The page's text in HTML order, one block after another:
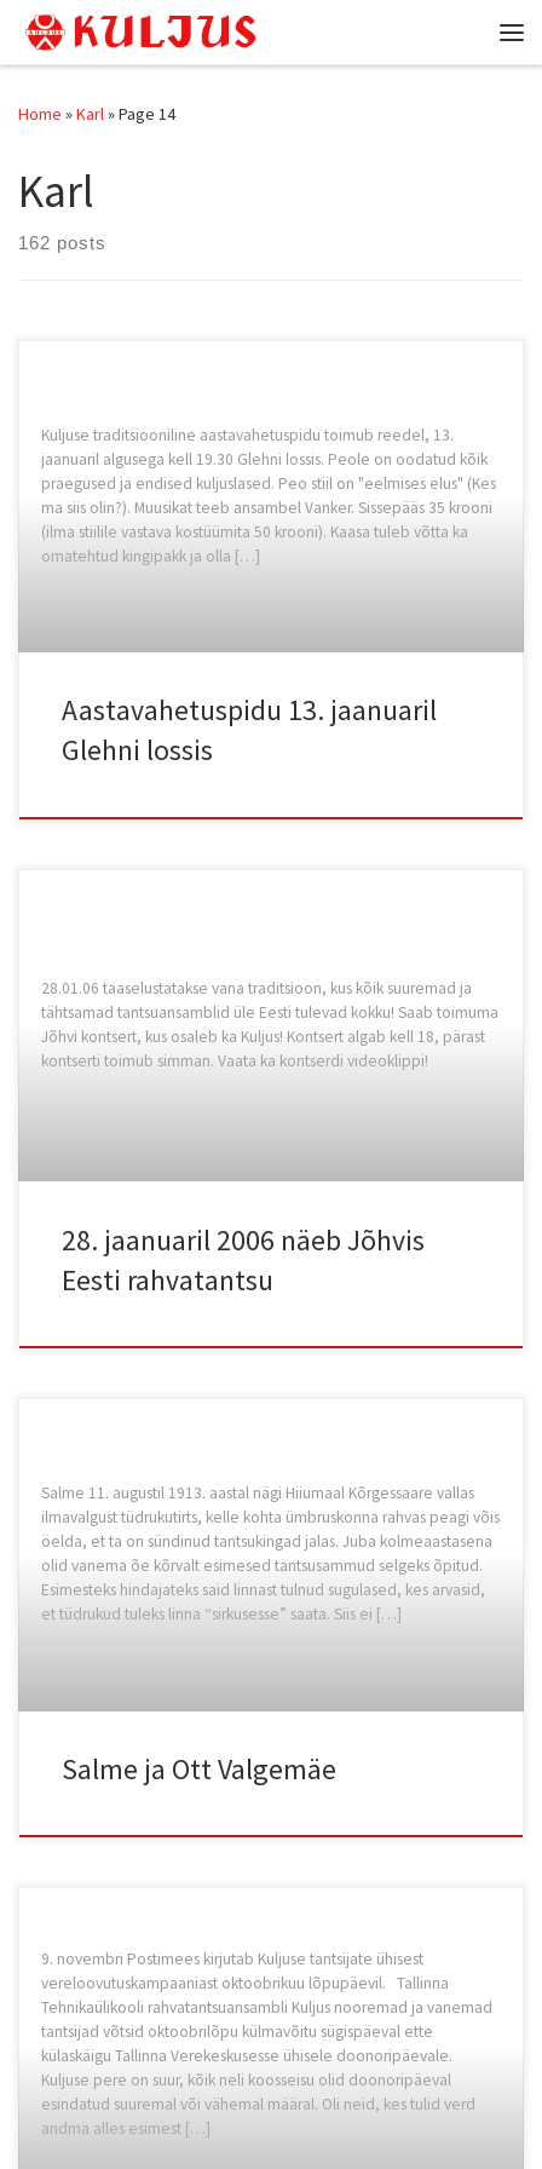
Skip to content
Home »Karl»Page 14
Karl
162 posts
Kuljuse traditsiooniline aastavahetuspidu toimub reedel, 13.
jaanuaril algusega kell 19.30 Glehni lossis. Peole on oodatud kõik
praegused ja endised kuljuslased. Peo stiil on "eelmises elus" (Kes
ma siis olin?). Muusikat teeb ansambel Vanker. Sissepääs 35 krooni
(ilma stiilile vastava kostüümita 50 krooni). Kaasa tuleb võtta ka
omatehtud kingipakk ja olla […]
Aastavahetuspidu 13. jaanuaril
Glehni lossis
28.01.06 taaselustatakse vana traditsioon, kus kõik suuremad ja
tähtsamad tantsuansamblid üle Eesti tulevad kokku! Saab toimuma
Jõhvi kontsert, kus osaleb ka Kuljus! Kontsert algab kell 18, pärast
kontserti toimub simman. Vaata ka kontserdi videoklippi!
28. jaanuaril 2006 näeb Jõhvis
Eesti rahvatantsu
Salme 11. augustil 1913. aastal nägi Hiiumaal Kõrgessaare vallas
ilmavalgust tüdrukutirts, kelle kohta ümbruskonna rahvas peagi võis
öelda, et ta on sündinud tantsukingad jalas. Juba kolmeaastasena
olid vanema õe kõrvalt esimesed tantsusammud selgeks õpitud.
Esimesteks hindajateks said linnast tulnud sugulased, kes arvasid,
et tüdrukud tuleks linna “sirkusesse” saata. Siis ei […]
Salme ja Ott Valgemäe
9. novembri Postimees kirjutab Kuljuse tantsijate ühisest
vereloovutuskampaaniast oktoobrikuu lõpupäevil. Tallinna
Tehnikaülikooli rahvatantsuansambli Kuljus nooremad ja vanemad
tantsijad võtsid oktoobrilõpu külmavõitu sügispäeval ette
külaskäigu Tallinna Verekeskusesse ühisele doonoripäevale.
Kuljuse pere on suur, kõik neli koosseisu olid doonoripäeval
esindatud suuremal või vähemal määral. Oli neid, kes tulid verd
andma alles esimest […]